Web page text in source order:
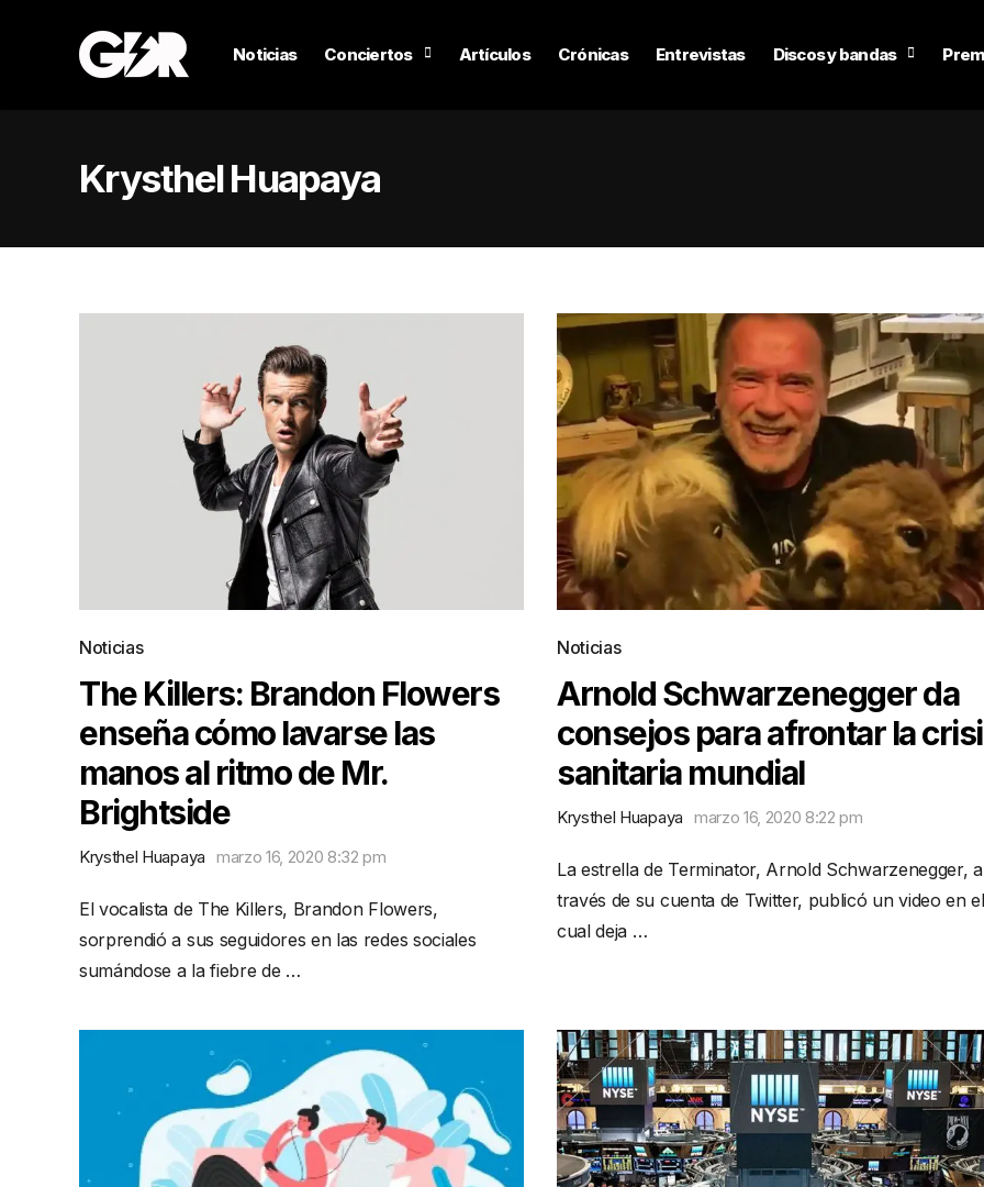
Noticias Conciertos Artículos Crónicas Entrevistas Discos y bandas
Krysthel Huapaya
Noticias
The Killers: Brandon Flowers
enseña cómo lavarse las
manos al ritmo de Mr.
Brightside
Krysthel Huapaya marzo 16, 2020 8:32 pm
El vocalista de The Killers, Brandon Flowers,
sorprendió a sus seguidores en las redes sociales
sumándose a la fiebre de …
Noticias
Arnold Schwarzenegger da
consejos para afrontar la
sanitaria mundial
Krysthel Huapaya marzo 16, 2020 8:22 pm
La estrella de Terminator, Arnold Schwarzenegger, a
través de su cuenta de Twitter, publicó un video en el
cual deja …